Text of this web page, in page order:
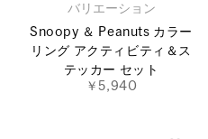
バリエーション
Snoopy ＆ Peanuts カラー
リング アクティビティ＆ス
テッカー セット
￥5,940